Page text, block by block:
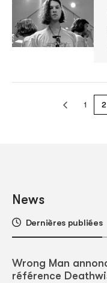
1 2
News
Dernières publiées
Wrong Man
référence